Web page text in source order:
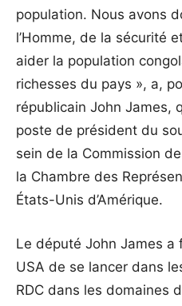
population. Nous avons
l’Homme, de la sécurité
aider la population
richesses du pays », a,
républicain John James,
poste de président du
sein de la Commission
la Chambre des
États-Unis d’Amérique.
Le député John James a
USA de se lancer dans
RDC dans les domaines